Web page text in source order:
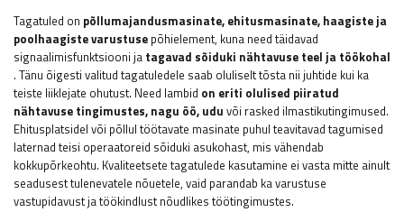
Tagatuled on põllumajandusmasinate, ehitusmasinate, haagiste ja
poolhaagiste varustuse põhielement, kuna need täidavad
signaalimisfunktsiooni ja tagavad sõiduki nähtavuse teel ja töökohal
. Tänu õigesti valitud tagatuledele saab oluliselt tõsta nii juhtide kui ka
teiste liiklejate ohutust. Need lambid on eriti olulised piiratud
nähtavuse tingimustes, nagu öö, udu või rasked ilmastikutingimused.
Ehitusplatsidel või põllul töötavate masinate puhul teavitavad tagumised
laternad teisi operaatoreid sõiduki asukohast, mis vähendab
kokkupõrkeohtu. Kvaliteetsete tagatulede kasutamine ei vasta mitte ainult
seadusest tulenevatele nõuetele, vaid parandab ka varustuse
vastupidavust ja töökindlust nõudlikes töötingimustes.